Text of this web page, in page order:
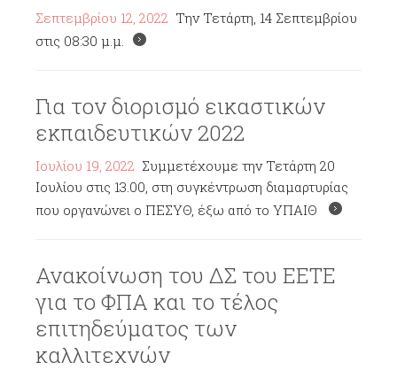
Σεπτεμβρίου 12, 2022 Την Τετάρτη, 14 Σεπτεμβρίου
στις 08:30 μ.μ.
Για τον διορισμό εικαστικών
εκπαιδευτικών 2022
Ιουλίου 19, 2022 Συμμετέχουμε την Τετάρτη 20
Ιουλίου στις 13.00, στη συγκέντρωση διαμαρτυρίας
που οργανώνει ο ΠΕΣΥΘ, έξω από το ΥΠΑΙΘ
Ανακοίνωση του ΔΣ του ΕΕΤΕ
για το ΦΠΑ και το τέλος
επιτηδεύματος των
καλλιτεχνών